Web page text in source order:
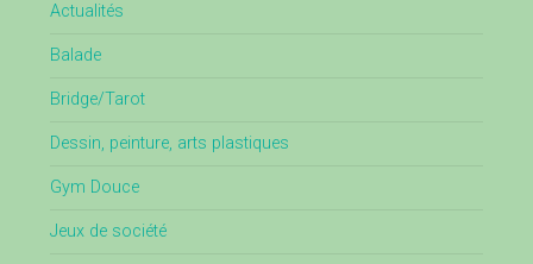
Actualités
Balade
Bridge/Tarot
Dessin, peinture, arts plastiques
Gym Douce
Jeux de société